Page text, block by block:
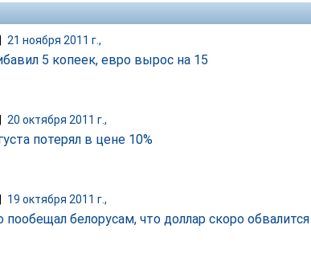
21 ноября 2011 г.,
5 копеек, евро вырос на 15
20 октября 2011 г.,
потерял в цене 10%
19 октября 2011 г.,
белорусам, что доллар скоро обвалится